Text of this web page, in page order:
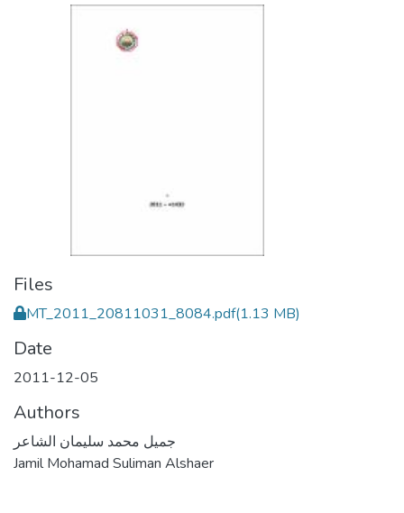
Files
MT_2011_20811031_8084.pdf(1.13 MB)
Date
2011-12-05
Authors
جميل محمد سليمان الشاعر
Jamil Mohamad Suliman Alshaer